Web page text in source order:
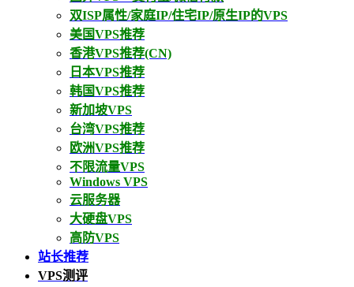
双ISP属性/家庭IP/住宅IP/原生IP的VPS
美国VPS推荐
香港VPS推荐(CN)
日本VPS推荐
韩国VPS推荐
新加坡VPS
台湾VPS推荐
欧洲VPS推荐
不限流量VPS
Windows VPS
云服务器
大硬盘VPS
高防VPS
站长推荐
VPS测评